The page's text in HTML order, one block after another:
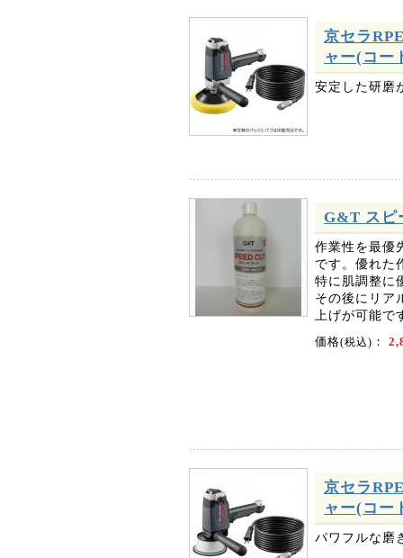
京セラ
ャー(コー
安定した研磨
G&T ス
作業性を最優
です。優れた
特に肌調整に
その後にリア
上げが可能で
価格(税込) ：
京セラ
ャー(コー
パワフルな磨